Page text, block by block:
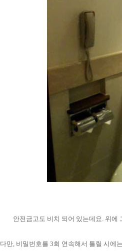
안전금고도 비치 되어 있는데요. 위에
다만, 비밀번호를 3회 연속해서 틀릴 시에